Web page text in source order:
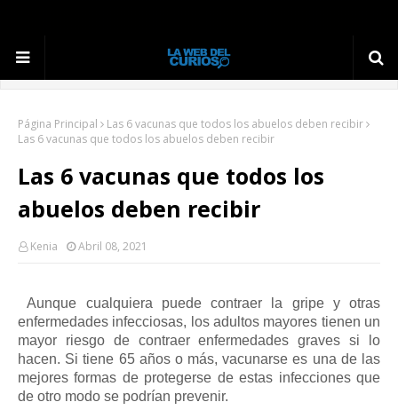
Página Principal
Las 6 vacunas que todos los abuelos deben recibir
Las 6 vacunas que todos los abuelos deben recibir
Las 6 vacunas que todos los
abuelos deben recibir
Kenia Abril 08, 2021
Aunque cualquiera puede contraer la gripe y otras
enfermedades infecciosas, los adultos mayores tienen un
mayor riesgo de contraer enfermedades graves si lo
hacen. Si tiene 65 años o más, vacunarse es una de las
mejores formas de protegerse de estas infecciones que
de otro modo se podrían prevenir.